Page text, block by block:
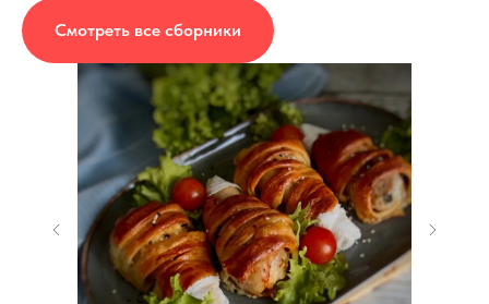
Смотреть все сборники